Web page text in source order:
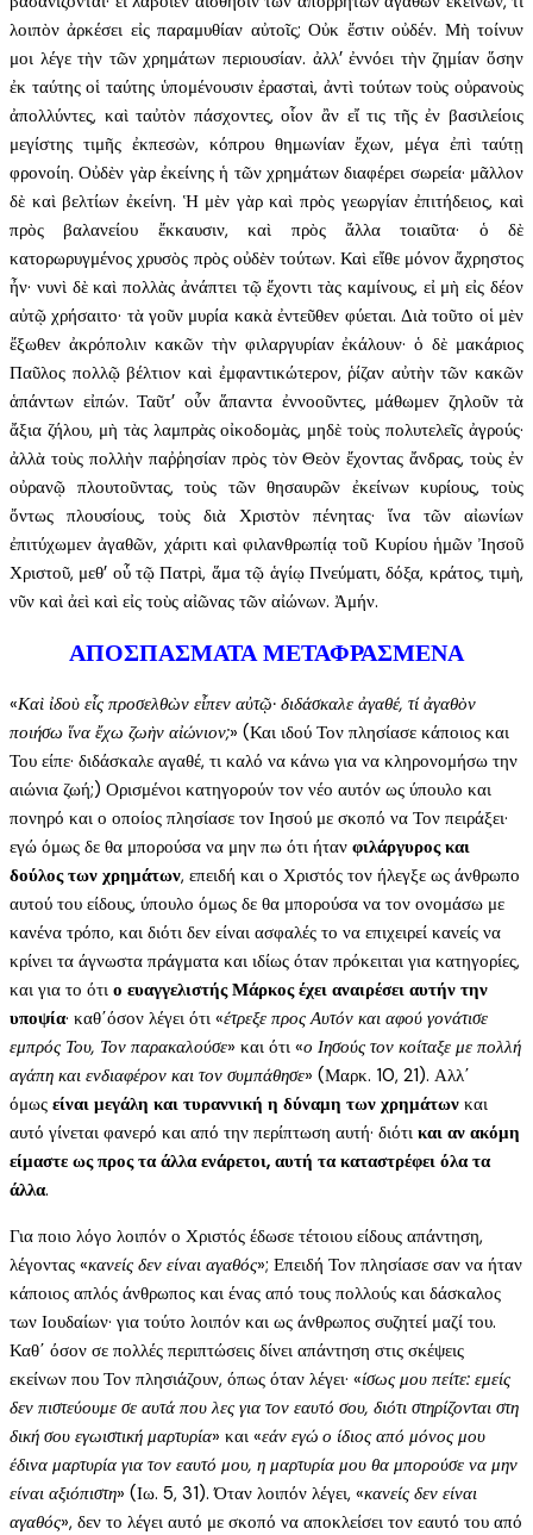
λοιπὸν ἀρκέσει εἰς παραμυθίαν αὐτοῖς; Οὐκ ἔστιν οὐδέν. Μὴ τοίνυν
μοι λέγε τὴν τῶν χρημάτων περιουσίαν. ἀλλ’ ἐννόει τὴν ζημίαν ὅσην
ἐκ ταύτης οἱ ταύτης ὑπομένουσιν ἐρασταὶ, ἀντὶ τούτων τοὺς οὐρανοὺς
ἀπολλύντες, καὶ ταὐτὸν πάσχοντες, οἷον ἂν εἴ τις τῆς ἐν βασιλείοις
μεγίστης τιμῆς ἐκπεσὼν, κόπρου θημωνίαν ἔχων, μέγα ἐπὶ ταύτῃ
φρονοίη. Οὐδὲν γὰρ ἐκείνης ἡ τῶν χρημάτων διαφέρει σωρεία· μᾶλλον
δὲ καὶ βελτίων ἐκείνη. Ἡ μὲν γὰρ καὶ πρὸς γεωργίαν ἐπιτήδειος, καὶ
πρὸς βαλανείου ἔκκαυσιν, καὶ πρὸς ἄλλα τοιαῦτα· ὁ δὲ
κατορωρυγμένος χρυσὸς πρὸς οὐδὲν τούτων. Καὶ εἴθε μόνον ἄχρηστος
ἦν· νυνὶ δὲ καὶ πολλὰς ἀνάπτει τῷ ἔχοντι τὰς καμίνους, εἰ μὴ εἰς δέον
αὐτῷ χρήσαιτο· τὰ γοῦν μυρία κακὰ ἐντεῦθεν φύεται. Διὰ τοῦτο οἱ μὲν
ἔξωθεν ἀκρόπολιν κακῶν τὴν φιλαργυρίαν ἐκάλουν· ὁ δὲ μακάριος
Παῦλος πολλῷ βέλτιον καὶ ἐμφαντικώτερον, ῥίζαν αὐτὴν τῶν κακῶν
ἁπάντων εἰπών. Ταῦτ’ οὖν ἅπαντα ἐννοοῦντες, μάθωμεν ζηλοῦν τὰ
ἄξια ζήλου, μὴ τὰς λαμπρὰς οἰκοδομὰς, μηδὲ τοὺς πολυτελεῖς ἀγρούς·
ἀλλὰ τοὺς πολλὴν παῤῥησίαν πρὸς τὸν Θεὸν ἔχοντας ἄνδρας, τοὺς ἐν
οὐρανῷ πλουτοῦντας, τοὺς τῶν θησαυρῶν ἐκείνων κυρίους, τοὺς
ὄντως πλουσίους, τοὺς διὰ Χριστὸν πένητας· ἵνα τῶν αἰωνίων
ἐπιτύχωμεν ἀγαθῶν, χάριτι καὶ φιλανθρωπίᾳ τοῦ Κυρίου ἡμῶν Ἰησοῦ
Χριστοῦ, μεθ’ οὗ τῷ Πατρὶ, ἅμα τῷ ἁγίῳ Πνεύματι, δόξα, κράτος, τιμὴ,
νῦν καὶ ἀεὶ καὶ εἰς τοὺς αἰῶνας τῶν αἰώνων. Ἀμήν.
ΑΠΟΣΠΑΣΜΑΤΑ ΜΕΤΑΦΡΑΣΜΕΝΑ
«Καὶ ἰδοὺ εἷς προσελθὼν εἶπεν αὐτῷ· διδάσκαλε ἀγαθέ, τί ἀγαθὸν
ποιήσω ἵνα ἔχω ζωὴν αἰώνιον;» (Και ιδού Τον πλησίασε κάποιος και
Του είπε· διδάσκαλε αγαθέ, τι καλό να κάνω για να κληρονομήσω την
αιώνια ζωή;) Ορισμένοι κατηγορούν τον νέο αυτόν ως ύπουλο και
πονηρό και ο οποίος πλησίασε τον Ιησού με σκοπό να Τον πειράξει·
εγώ όμως δε θα μπορούσα να μην πω ότι ήταν φιλάργυρος και
δούλος των χρημάτων, επειδή και ο Χριστός τον ήλεγξε ως άνθρωπο
αυτού του είδους, ύπουλο όμως δε θα μπορούσα να τον ονομάσω με
κανένα τρόπο, και διότι δεν είναι ασφαλές το να επιχειρεί κανείς να
κρίνει τα άγνωστα πράγματα και ιδίως όταν πρόκειται για κατηγορίες,
και για το ότι ο ευαγγελιστής Μάρκος έχει αναιρέσει αυτήν την
υποψία· καθ΄όσον λέγει ότι «έτρεξε προς Αυτόν και αφού γονάτισε
εμπρός Του, Τον παρακαλούσε» και ότι «ο Ιησούς τον κοίταξε με πολλή
αγάπη και ενδιαφέρον και τον συμπάθησε» (Μαρκ. 10, 21). Αλλ΄
όμως είναι μεγάλη και τυραννική η δύναμη των χρημάτων και
αυτό γίνεται φανερό και από την περίπτωση αυτή· διότι και αν ακόμη
είμαστε ως προς τα άλλα ενάρετοι, αυτή τα καταστρέφει όλα τα
άλλα.
Για ποιο λόγο λοιπόν ο Χριστός έδωσε τέτοιου είδους απάντηση,
λέγοντας «κανείς δεν είναι αγαθός»; Επειδή Τον πλησίασε σαν να ήταν
κάποιος απλός άνθρωπος και ένας από τους πολλούς και δάσκαλος
των Ιουδαίων· για τούτο λοιπόν και ως άνθρωπος συζητεί μαζί του.
Καθ΄ όσον σε πολλές περιπτώσεις δίνει απάντηση στις σκέψεις
εκείνων που Τον πλησιάζουν, όπως όταν λέγει· «ίσως μου πείτε: εμείς
δεν πιστεύουμε σε αυτά που λες για τον εαυτό σου, διότι στηρίζονται στη
δική σου εγωιστική μαρτυρία» και «εάν εγώ ο ίδιος από μόνος μου
έδινα μαρτυρία για τον εαυτό μου, η μαρτυρία μου θα μπορούσε να μην
είναι αξιόπιστη» (Ιω. 5, 31). Όταν λοιπόν λέγει, «κανείς δεν είναι
αγαθός», δεν το λέγει αυτό με σκοπό να αποκλείσει τον εαυτό του από